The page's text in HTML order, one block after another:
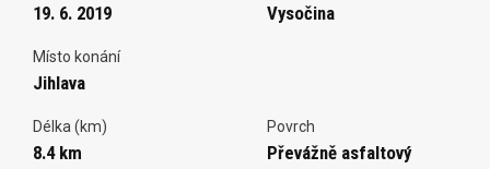
19. 6. 2019 Vysočina
Místo konání
Jihlava
Délka (km)
8.4 km
Povrch
Převážně asfaltový